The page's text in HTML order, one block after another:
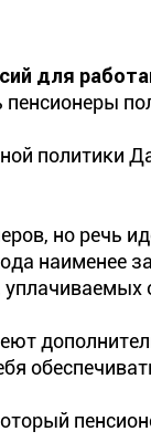
для
политики
но речь
наименее